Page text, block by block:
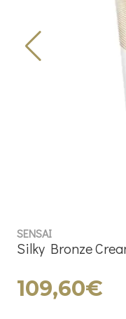
SENSAI
Silky Bronze
109,60€